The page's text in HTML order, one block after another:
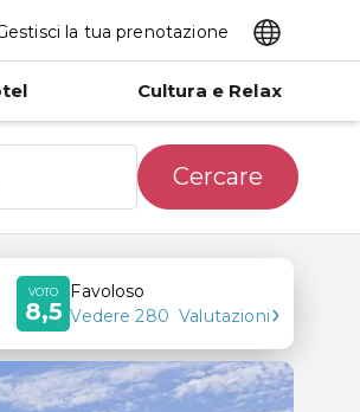
la tua prenotazione
Cultura e Relax
Cercare
VOTO
8,5
Favoloso
Vedere 280 Valutazioni